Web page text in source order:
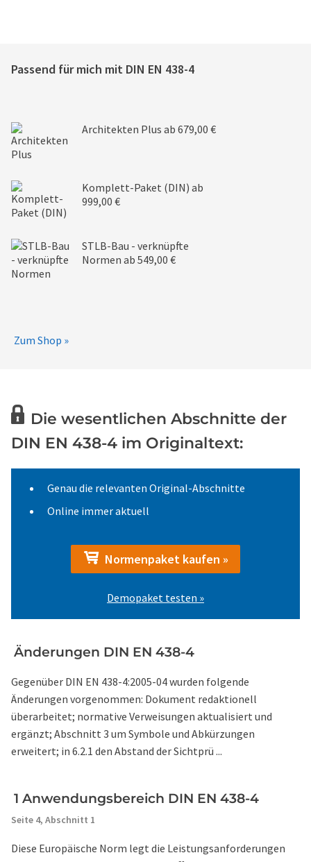
Passend für mich mit DIN EN 438-4
Architekten Plus ab 679,00 €
Komplett-Paket (DIN) ab
999,00 €
STLB-Bau - verknüpfte
Normen ab 549,00 €
Zum Shop »
Die wesentlichen Abschnitte der
DIN EN 438-4 im Originaltext:
Genau die relevanten Original-Abschnitte
Online immer aktuell
Normenpaket kaufen »
Demopaket testen »
Änderungen DIN EN 438-4
Gegenüber DIN EN 438-4:2005-04 wurden folgende
Änderungen vorgenommen: Dokument redaktionell
überarbeitet; normative Verweisungen aktualisiert und
ergänzt; Abschnitt 3 um Symbole und Abkürzungen
erweitert; in 6.2.1 den Abstand der Sichtprü ...
1 Anwendungsbereich DIN EN 438-4
Seite 4, Abschnitt 1
Diese Europäische Norm legt die Leistungsanforderungen